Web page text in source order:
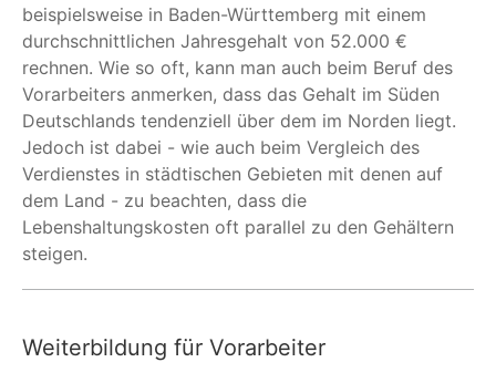
beispielsweise in Baden-Württemberg mit einem
durchschnittlichen Jahresgehalt von 52.000 €
rechnen. Wie so oft, kann man auch beim Beruf des
Vorarbeiters anmerken, dass das Gehalt im Süden
Deutschlands tendenziell über dem im Norden liegt.
Jedoch ist dabei - wie auch beim Vergleich des
Verdienstes in städtischen Gebieten mit denen auf
dem Land - zu beachten, dass die
Lebenshaltungskosten oft parallel zu den Gehältern
steigen.
Weiterbildung für Vorarbeiter